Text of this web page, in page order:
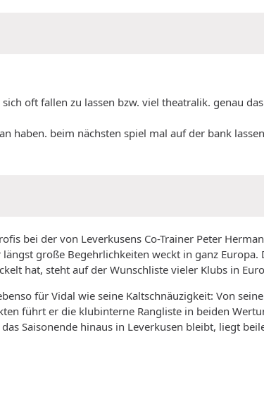
oft fallen zu lassen bzw. viel theatralik. genau
haben. beim nächsten spiel mal auf der bank
bei der von Leverkusens Co-Trainer Peter
große Begehrlichkeiten weckt in ganz Europa.
hat, steht auf der Wunschliste vieler Klubs in
für Vidal wie seine Kaltschnäuzigkeit: Von
führt er die klubinterne Rangliste in beiden
Saisonende hinaus in Leverkusen bleibt, liegt